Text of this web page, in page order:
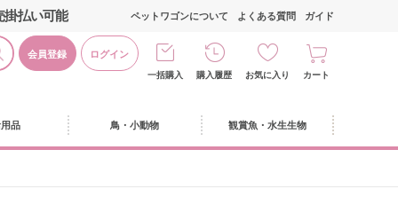
掛払い可能
会員登録 ログイン
ペットワゴンについて よくある質問 ガイド
一括購入 購入履歴 お気に入り カート
品 鳥・小動物 観賞魚・水生生物